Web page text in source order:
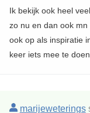
Ik bekijk ook heel
zo nu en dan ook
ook op als inspiratie
keer iets mee te doen.
marijeweterings